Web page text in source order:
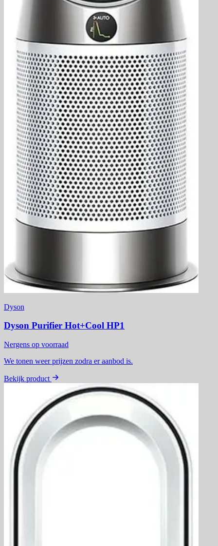
Dyson
Dyson Purifier Hot+Cool HP1
Nergens op voorraad
We tonen weer prijzen zodra er aanbod is.
Bekijk product